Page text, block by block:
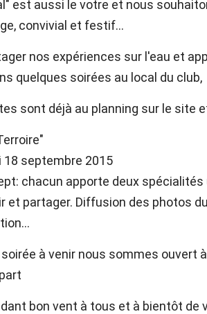
est aussi le votre et nous
convivial et festif...
nos expériences sur l'eau et
quelques soirées au local du
sont déjà au planning sur le site
18 septembre 2015
chacun apporte deux
et partager. Diffusion des photos
soirée à venir nous sommes
bon vent à tous et à bientôt de